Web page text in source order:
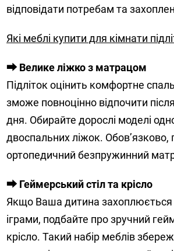
відповідати потребам та
Які меблі купити для кімнати
⮕ Велике ліжко з матрацом
Підліток оцінить комфортне
зможе повноцінно відпочити
дня. Обирайте дорослі моделі
двоспальних ліжок. Обов’язково,
ортопедичний безпружинний
⮕ Геймерський стіл та крісло
Якщо Ваша дитина
іграми, подбайте про зручний
крісло. Такий набір меблів